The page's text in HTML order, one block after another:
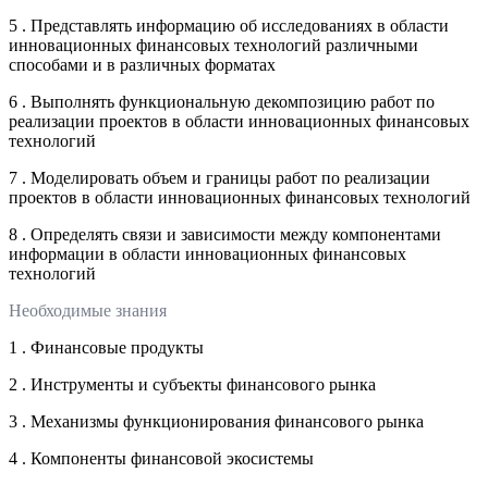
5 . Представлять информацию об исследованиях в области
инновационных финансовых технологий различными
способами и в различных форматах
6 . Выполнять функциональную декомпозицию работ по
реализации проектов в области инновационных финансовых
технологий
7 . Моделировать объем и границы работ по реализации
проектов в области инновационных финансовых технологий
8 . Определять связи и зависимости между компонентами
информации в области инновационных финансовых
технологий
Необходимые знания
1 . Финансовые продукты
2 . Инструменты и субъекты финансового рынка
3 . Механизмы функционирования финансового рынка
4 . Компоненты финансовой экосистемы